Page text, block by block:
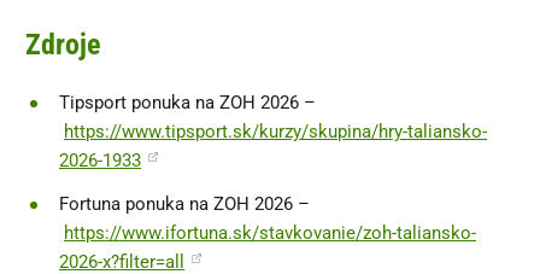
Zdroje
Tipsport ponuka na ZOH 2026 –
https://www.tipsport.sk/kurzy/skupina/hry-taliansko-
2026-1933
Fortuna ponuka na ZOH 2026 –
https://www.ifortuna.sk/stavkovanie/zoh-taliansko-
2026-x?filter=all